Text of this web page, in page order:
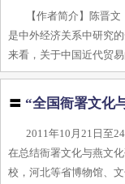
【作者简介】陈晋
是中外经济关系中研究
来看，关于中国近代贸
〓“全国衙署文化
2011年10月21日至
在总结衙署文化与燕文
校，河北等省博物馆、